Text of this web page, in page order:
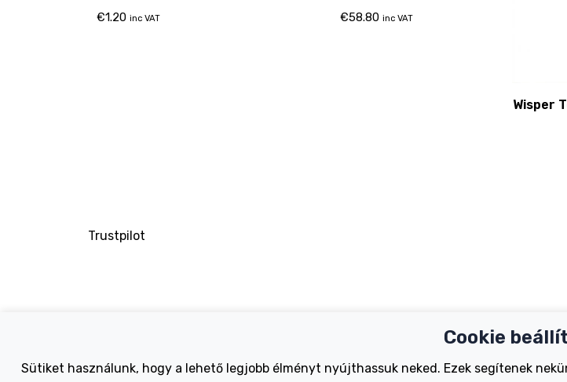
Washers
€1.20 inc VAT
V-Brake Rim 2015
€58.80 inc VAT
Wisper
Trustpilot
About Us
Important Links
Test Ride
Cookie
Sütiket használunk, hogy a lehető legjobb élményt nyújthassuk neked. Ezek segítenek